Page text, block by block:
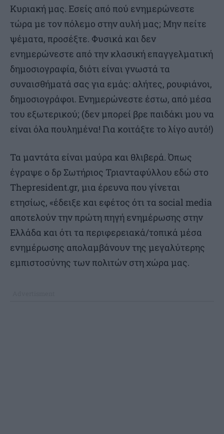
Κυριακή μας. Εσείς από πού ενημερώνεστε
τώρα με τον πόλεμο στην αυλή μας; Μην πείτε
ψέματα, προσέξτε. Φυσικά και δεν
ενημερώνεστε από την κλασική επαγγελματική
δημοσιογραφία, διότι είναι γνωστά τα
συναισθήματά σας για εμάς: αλήτες, ρουφιάνοι,
δημοσιογράφοι. Ενημερώνεστε έστω, από μέσα
του εξωτερικού; (δεν μπορεί βρε παιδάκι μου να
είναι όλα πουλημένα! Για κοιτάξτε το λίγο αυτό!)
Τα μαντάτα είναι μαύρα και θλιβερά. Όπως
έγραψε ο δρ Σωτήριος Τριανταφύλλου εδώ στο
Thepresident.gr, μια έρευνα που γίνεται
ετησίως, «έδειξε και εφέτος ότι τα social media
αποτελούν την πρώτη πηγή ενημέρωσης στην
Ελλάδα και ότι τα περιφερειακά/τοπικά μέσα
ενημέρωσης απολαμβάνουν της μεγαλύτερης
εμπιστοσύνης των πολιτών στη χώρα μας.